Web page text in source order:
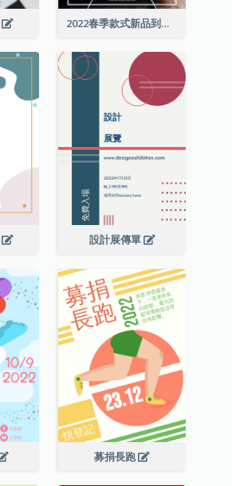
2022春季款式新品到店宣傳單張
設計展傳單
募捐長跑